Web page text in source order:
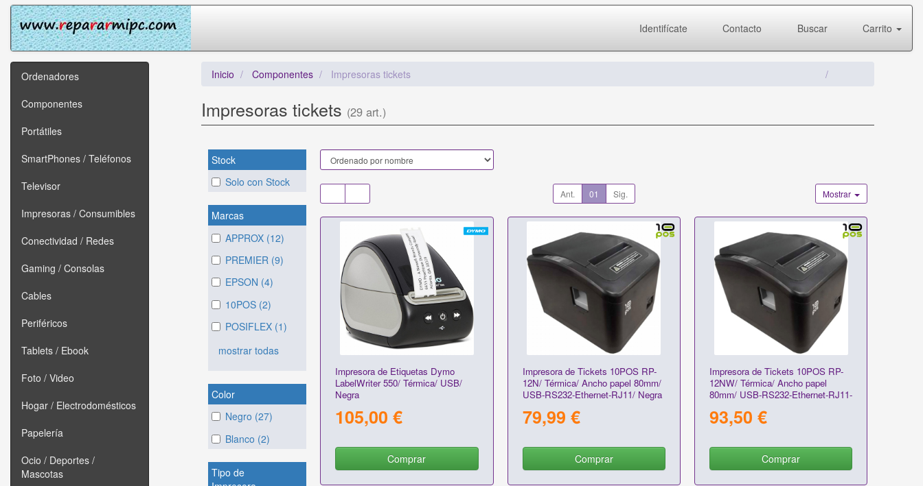
Identifícate Contacto Buscar Carrito
Ordenadores
Componentes
Portátiles
SmartPhones / Teléfonos
Televisor
Impresoras / Consumibles
Conectividad / Redes
Gaming / Consolas
Cables
Periféricos
Tablets / Ebook
Foto / Video
Hogar / Electrodomésticos
Papelería
Ocio / Deportes /
Mascotas
Inicio Componentes Impresoras tickets
Impresoras tickets (29 art.)
Stock
Solo con Stock
Marcas
APPROX (12)
PREMIER (9)
EPSON (4)
10POS (2)
POSIFLEX (1)
mostrar todas
Color
Negro (27)
Blanco (2)
Tipo de
Ant. 01 Sig. Mostrar
Impresora de Etiquetas Dymo
LabelWriter 550/ Térmica/ USB/
Negra
105,00 €
Comprar
Impresora de Tickets 10POS RP-
12N/ Térmica/ Ancho papel 80mm/
USB-RS232-Ethernet-RJ11/ Negra
79,99 €
Comprar
Impresora de Tickets 10POS RP-
12NW/ Térmica/ Ancho papel
80mm/ USB-RS232-Ethernet-RJ11-
93,50 €
Comprar